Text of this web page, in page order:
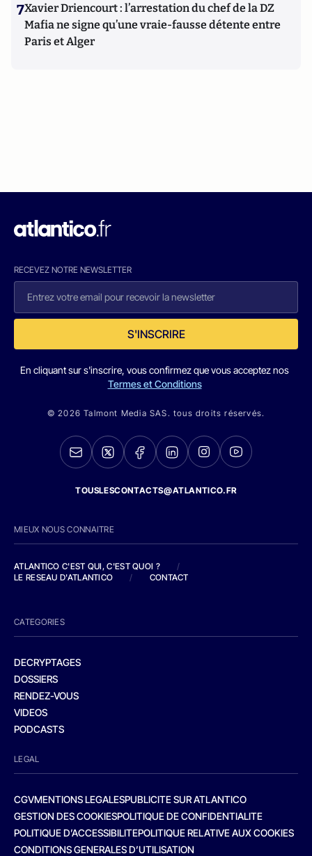
7Xavier Driencourt : l’arrestation du chef de la DZ
Mafia ne signe qu’une vraie-fausse détente entre
Paris et Alger
RECEVEZ NOTRE NEWSLETTER
S'INSCRIRE
En cliquant sur s'inscrire, vous confirmez que vous acceptez nos
Termes et Conditions
© 2026 Talmont Media SAS. tous droits réservés.
TOUSLESCONTACTS@ATLANTICO.FR
MIEUX NOUS CONNAITRE
ATLANTICO C'EST QUI, C'EST QUOI ?
/
LE RESEAU D'ATLANTICO
/ CONTACT
CATEGORIES
DECRYPTAGES
DOSSIERS
RENDEZ-VOUS
VIDEOS
PODCASTS
LEGAL
CGVMENTIONS LEGALESPUBLICITE SUR ATLANTICO
GESTION DES COOKIESPOLITIQUE DE CONFIDENTIALITE
POLITIQUE D’ACCESSIBILITEPOLITIQUE RELATIVE AUX COOKIES
CONDITIONS GENERALES D’UTILISATION